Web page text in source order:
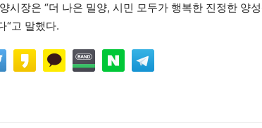
시장은 “더 나은 밀양, 시민 모두가 행복한 진정한 양
“고 말했다.